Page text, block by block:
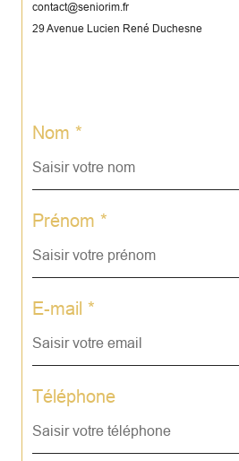
contact@seniorim.fr
29 Avenue Lucien René Duchesne
Nom *
Prénom *
E-mail *
Téléphone